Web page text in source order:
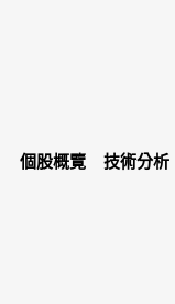
個股概覽 技術分析